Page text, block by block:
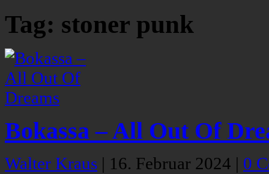
Tag: stoner punk
Bokassa – All Out Of
Walter Kraus | 16. Februar 2024 | 0